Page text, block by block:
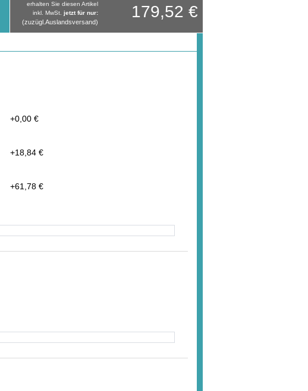
erhalten Sie diesen Artikel
inkl. MwSt. jetzt für nur:
(zuzügl.Auslandsversand)
179,52 €
+0,00 €
+18,84 €
+61,78 €